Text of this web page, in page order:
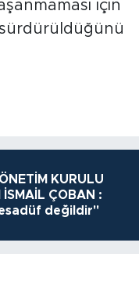
için
KURULU
İSMAİL ÇOBAN :
değildir"